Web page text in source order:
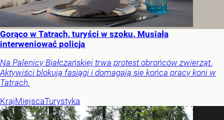
Gorąco w Tatrach, turyści w szoku. Musiała
interweniować policja
Na Palenicy Białczańskiej trwa protest obrońców zwierząt.
Aktywiści blokują fasiągi i domagają się końca pracy koni w
Tatrach.
KrajMiejscaTurystyka